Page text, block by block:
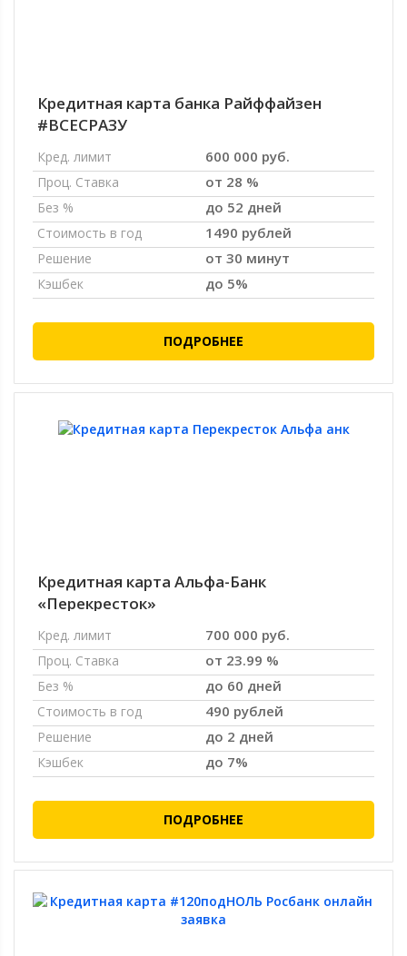
Кредитная карта банка Райффайзен
#ВСЕСРАЗУ
Кред. лимит 600 000 руб.
Проц. Ставка от 28 %
Без % до 52 дней
Стоимость в год 1490 рублей
Решение от 30 минут
Кэшбек до 5%
ПОДРОБНЕЕ
Кредитная карта Альфа-Банк
«Перекресток»
Кред. лимит 700 000 руб.
Проц. Ставка от 23.99 %
Без % до 60 дней
Стоимость в год 490 рублей
Решение до 2 дней
Кэшбек до 7%
ПОДРОБНЕЕ